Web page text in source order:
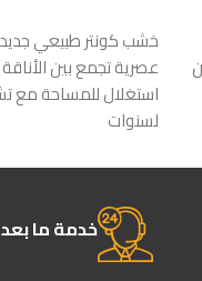
خشب كونتر طبيعي
عصرية تجمع بين
استغلال للمساحة مع
لسنوات
خدمة ما بعد